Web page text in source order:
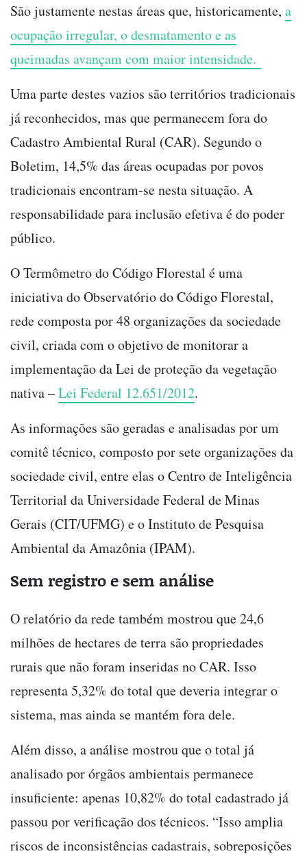
São justamente nestas áreas que, historicamente, a
ocupação irregular, o desmatamento e as
queimadas avançam com maior intensidade.
Uma parte destes vazios são territórios tradicionais
já reconhecidos, mas que permanecem fora do
Cadastro Ambiental Rural (CAR). Segundo o
Boletim, 14,5% das áreas ocupadas por povos
tradicionais encontram-se nesta situação. A
responsabilidade para inclusão efetiva é do poder
público.
O Termômetro do Código Florestal é uma
iniciativa do Observatório do Código Florestal,
rede composta por 48 organizações da sociedade
civil, criada com o objetivo de monitorar a
implementação da Lei de proteção da vegetação
nativa –Lei Federal 12.651/2012.
As informações são geradas e analisadas por um
comitê técnico, composto por sete organizações da
sociedade civil, entre elas o Centro de Inteligência
Territorial da Universidade Federal de Minas
Gerais (CIT/UFMG) e o Instituto de Pesquisa
Ambiental da Amazônia (IPAM).
Sem registro e sem análise
O relatório da rede também mostrou que 24,6
milhões de hectares de terra são propriedades
rurais que não foram inseridas no CAR. Isso
representa 5,32% do total que deveria integrar o
sistema, mas ainda se mantém fora dele.
Além disso, a análise mostrou que o total já
analisado por órgãos ambientais permanece
insuficiente: apenas 10,82% do total cadastrado já
passou por verificação dos técnicos. “Isso amplia
riscos de inconsistências cadastrais, sobreposições